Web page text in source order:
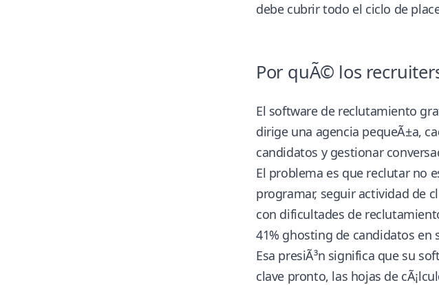
debe cubrir todo el ciclo de
Por quÃ© los
El software de reclutamiento
dirige una agencia pequeÃ±a,
candidatos y gestionar
El problema es que reclutar no
programar, seguir actividad de
con dificultades de
41% ghosting de candidatos en
Esa presiÃ³n significa que su
clave pronto, las hojas de